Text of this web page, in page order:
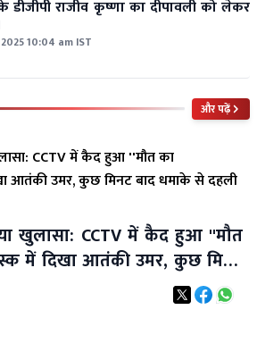
डीजीपी राजीव कृष्णा का दीपावली को लेकर
10:04 am IST
और पढ़ें
खुलासा: CCTV में कैद हुआ ''मौत
में दिखा आतंकी उमर, कुछ मिनट